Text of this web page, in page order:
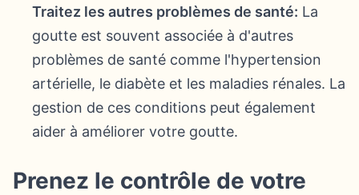
Traitez les autres problèmes de santé: La
goutte est souvent associée à d'autres
problèmes de santé comme l'hypertension
artérielle, le diabète et les maladies rénales. La
gestion de ces conditions peut également
aider à améliorer votre goutte.
Prenez le contrôle de votre